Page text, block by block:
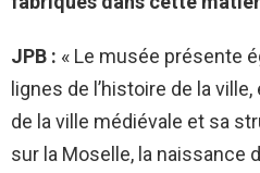
JPB : « Le musée présente
lignes de l’histoire de la
de la ville médiévale et sa
sur la Moselle, la naissance